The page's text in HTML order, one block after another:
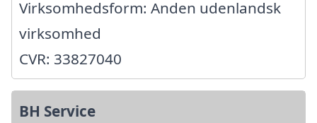
Virksomhedsform: Anden udenlandsk
virksomhed
CVR: 33827040
BH Service